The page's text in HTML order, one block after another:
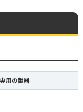
専用の献器